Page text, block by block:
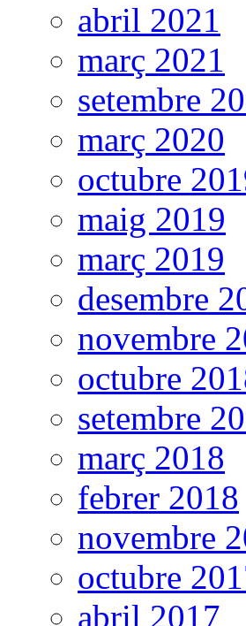
abril 2021
març 2021
setembre
març 2020
octubre
maig 2019
març 2019
desembre
novembre
octubre
setembre
març 2018
febrer 2018
novembre
octubre
abril 2017